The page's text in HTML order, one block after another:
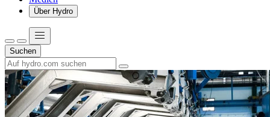
Über Hydro
Suchen